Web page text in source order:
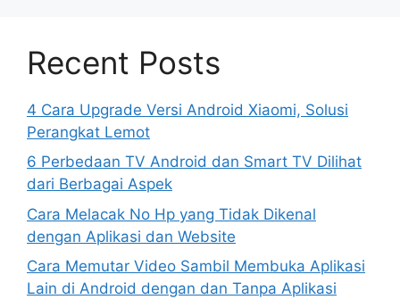
Recent Posts
4 Cara Upgrade Versi Android Xiaomi, Solusi
Perangkat Lemot
6 Perbedaan TV Android dan Smart TV Dilihat
dari Berbagai Aspek
Cara Melacak No Hp yang Tidak Dikenal
dengan Aplikasi dan Website
Cara Memutar Video Sambil Membuka Aplikasi
Lain di Android dengan dan Tanpa Aplikasi